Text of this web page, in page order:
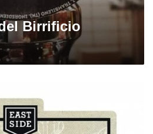
Birrificio